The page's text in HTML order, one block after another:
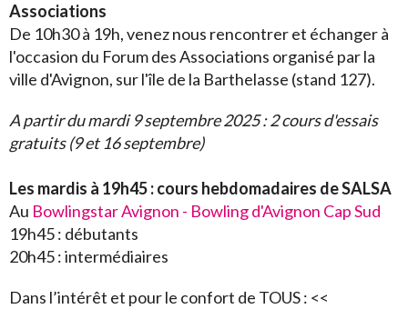
Annuaire
Album photos
Contact
Sondages
Associations
De 10h30 à 19h, venez nous rencontrer et échanger à
l'occasion du Forum des Associations organisé par la
ville d'Avignon, sur l'île de la Barthelasse (stand 127).
A partir du mardi 9 septembre 2025 : 2 cours d'essais
gratuits (9 et 16 septembre)
Les mardis à 19h45 : cours hebdomadaires de SALSA
Au Bowlingstar Avignon - Bowling d'Avignon Cap Sud
19h45 : débutants
20h45 : intermédiaires
Dans l’intérêt et pour le confort de TOUS : <<